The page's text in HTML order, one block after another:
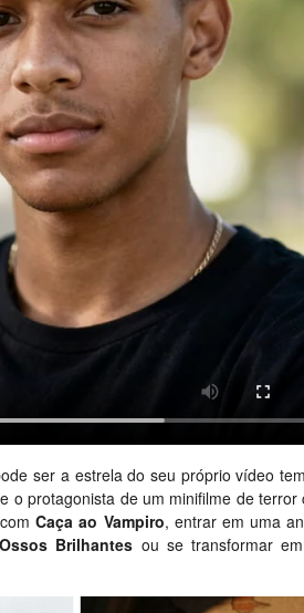
ser a estrela do seu próprio vídeo
o protagonista de um minifilme de
comCaça ao Vampiro, entrar em uma
Ossos Brilhantes ou se transformar